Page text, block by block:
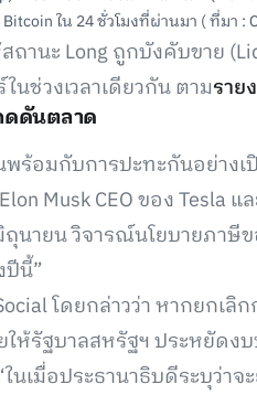
Bitcoin ใน 24 ชั่วโมงที่ผ่านมา ( ที่มา :
านะ Long ถูกบังคับขาย
ช่วงเวลาเดียวกัน ตามราย
ดดันตลาด
อมกับการปะทะกันอย่างเ
Musk CEO ของ Tesla แ
นายน วิจารณ์นโยบายภาษีข
นี้”
โดยกล่าวว่า หากยก
ให้รัฐบาลสหรัฐฯ ประหยัด
นเมื่อประธานาธิบดีระบุว่า